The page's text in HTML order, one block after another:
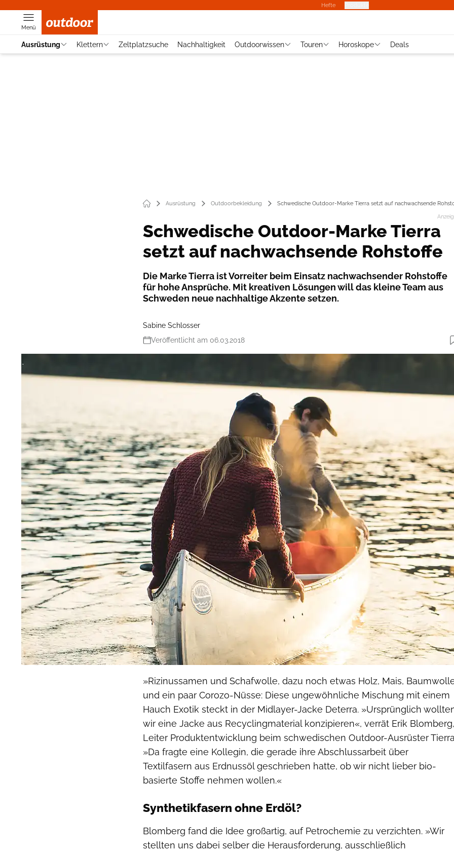
Hefte
Menü
Ausrüstung Klettern Zeltplatzsuche Nachhaltigkeit Outdoorwissen Touren Horoskope Deals
Ausrüstung Outdoorbekleidung
Schwedische Outdoor-Marke Tierra setzt auf nachwachsende
Schwedische Outdoor-Marke Tierra
setzt auf nachwachsende Rohstoffe
Die Marke Tierra ist Vorreiter beim Einsatz nachwachsender Rohstoffe
für hohe Ansprüche. Mit kreativen Lösungen will das kleine Team aus
Schweden neue nachhaltige Akzente setzen.
Sabine Schlosser
Veröffentlicht am 06.03.2018
»Rizinussamen und Schafwolle, dazu noch etwas Holz, Mais,
und ein paar Corozo-Nüsse: Diese ungewöhnliche Mischung mit einem
Hauch Exotik steckt in der Midlayer-Jacke Deterra. »Ursprünglich
wir eine Jacke aus Recyclingmaterial konzipieren«, verrät Erik Blomberg,
Leiter Produktentwicklung beim schwedischen Outdoor-Ausrüster
»Da fragte eine Kollegin, die gerade ihre Abschlussarbeit über
Textilfasern aus Erdnussöl geschrieben hatte, ob wir nicht lieber bio-
basierte Stoffe nehmen wollen.«
Synthetikfasern ohne Erdöl?
Blomberg fand die Idee großartig, auf Petrochemie zu verzichten. »Wir
stellten uns dabei selber die Herausforderung, ausschließlich